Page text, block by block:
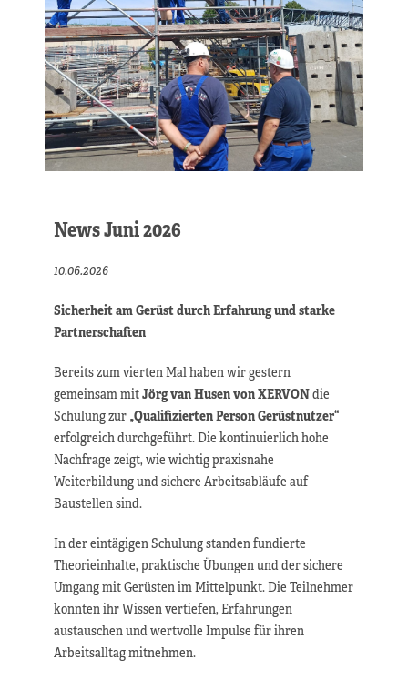
News Juni 2026
10.06.2026
Sicherheit am Gerüst durch Erfahrung und starke
Partnerschaften
Bereits zum vierten Mal haben wir gestern
gemeinsam mitJörg van Husen von XERVONdie
Schulung zur„Qualifizierten Person Gerüstnutzer“
erfolgreich durchgeführt. Die kontinuierlich hohe
Nachfrage zeigt, wie wichtig praxisnahe
Weiterbildung und sichere Arbeitsabläufe auf
Baustellen sind.
In der eintägigen Schulung standen fundierte
Theorieinhalte, praktische Übungen und der sichere
Umgang mit Gerüsten im Mittelpunkt. Die Teilnehmer
konnten ihr Wissen vertiefen, Erfahrungen
austauschen und wertvolle Impulse für ihren
Arbeitsalltag mitnehmen.